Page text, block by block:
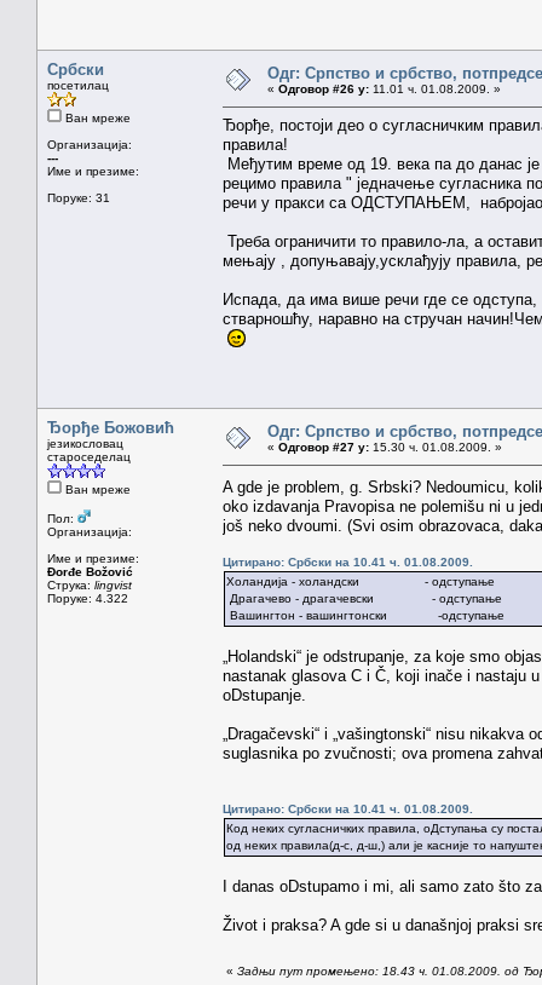
Србски
посетилац
Ван мреже
Организација:
---
Име и презиме:
Поруке: 31
Одг: Српство и србство,
« Одговор #26 у: 11.01 ч. 01.08.2009. »
Ђорђе, постоји део о сугласничким
правила!
Међутим време од 19. века па до данас
рецимо правила " једначење сугласника
речи у пракси са ОДСТУПАЊЕМ,
Треба ограничити то правило-ла, а
мењају , допуњавају,усклађују правила,
Испада, да има више речи где се одступа,
стварношћу, наравно на стручан
Ђорђе Божовић
језикословац
староседелац
Ван мреже
Пол:
Организација:
Име и презиме:
Đorđe Božović
Струка: lingvist
Поруке: 4.322
Одг: Српство и србство,
« Одговор #27 у: 15.30 ч. 01.08.2009. »
A gde je problem, g. Srbski? Nedoumicu,
oko izdavanja Pravopisa ne polemišu ni u
još neko dvoumi. (Svi osim obrazovaca,
Цитирано: Србски на 10.41 ч. 01.08.2009.
Холандија - холандски - одступање
Драгачево - драгачевски - одступање
Вашингтон - вашингтонски -одступање
„Holandski“ je odstrupanje, za koje smo
nastanak glasova C i Č, koji inače i nastaju
oDstupanje.
„Dragačevski“ i „vašingtonski“ nisu
suglasnika po zvučnosti; ova promena
Цитирано: Србски на 10.41 ч. 01.08.2009.
Код неких сугласничких правила, оДступања су
од неких правила(д-с, д-ш,) али је касније то
I danas oDstupamo i mi, ali samo zato što
Život i praksa? A gde si u današnjoj praksi
« Задњи пут промењено: 18.43 ч. 01.08.2009. од